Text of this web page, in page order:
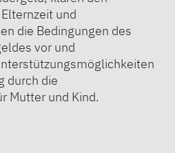
und
die Bedingungen des
vor und
durch die
Mutter und Kind.